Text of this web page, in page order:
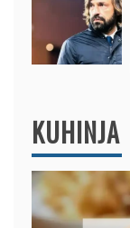
KUHINJA